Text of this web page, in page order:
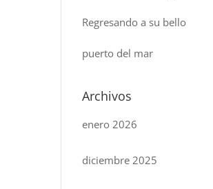
Regresando a su bello
puerto del mar
Archivos
enero 2026
diciembre 2025